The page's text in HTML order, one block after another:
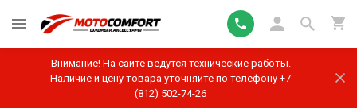
Внимание! На сайте ведутся технические работы.
Наличие и цену товара уточняйте по телефону +7
(812) 502-74-26